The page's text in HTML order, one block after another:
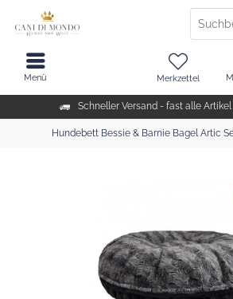
Schneller Versand - fast alle
Merkzettel
Menü
Hundebett Bessie & Barnie Bagel Artic